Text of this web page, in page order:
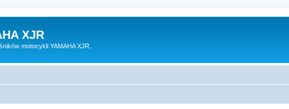
XJR
motocykli YAMAHA XJR.